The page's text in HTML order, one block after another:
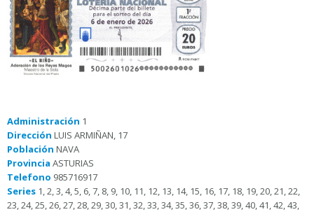
Administración 1
Dirección LUIS ARMIÑAN, 17
Población NAVA
Provincia ASTURIAS
Telefono 985716917
Series 1, 2, 3, 4, 5, 6, 7, 8, 9, 10, 11, 12, 13, 14, 15, 16, 17, 18, 19, 20, 21, 22,
23, 24, 25, 26, 27, 28, 29, 30, 31, 32, 33, 34, 35, 36, 37, 38, 39, 40, 41, 42, 43,